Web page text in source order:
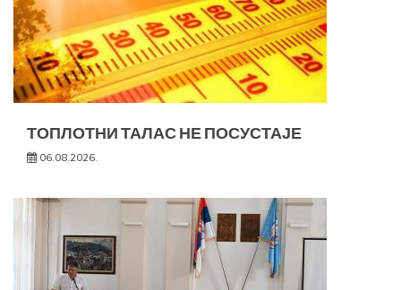
ТОПЛОТНИ ТАЛАС НЕ ПОСУСТАЈЕ
06.08.2026.